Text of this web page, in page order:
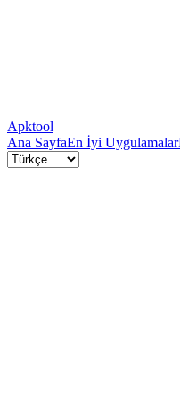
Apktool
Ana SayfaEn İyi Uygulamalar